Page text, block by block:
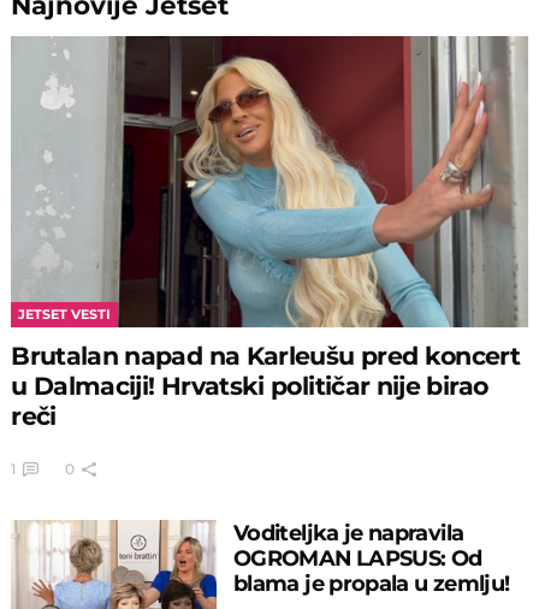
JETSET VESTI
Brutalan napad na Karleušu pred koncert
u Dalmaciji! Hrvatski političar nije birao
reči
1 0
Voditeljka je napravila
OGROMAN LAPSUS: Od
blama je propala u zemlju!